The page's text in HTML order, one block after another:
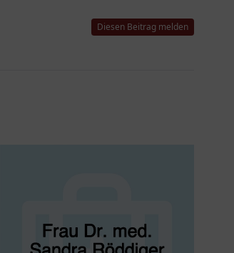
Diesen Beitrag melden